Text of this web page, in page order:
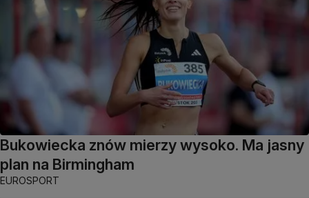
Bukowiecka znów mierzy wysoko. Ma jasny
plan na Birmingham
EUROSPORT